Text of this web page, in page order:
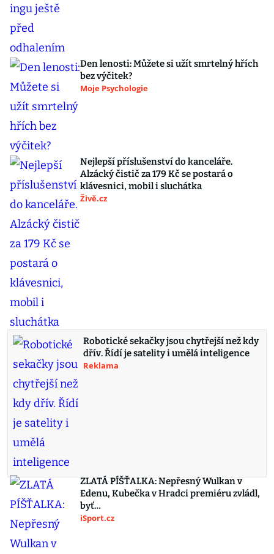
Den lenosti: Můžete si užít smrtelný hřích
bez výčitek?
Moje Psychologie
Nejlepší příslušenství do kanceláře.
Alzácký čistič za 179 Kč se postará o
klávesnici, mobil i sluchátka
Živě.cz
Robotické sekačky jsou chytřejší než kdy
dřív. Řídí je satelity i umělá inteligence
Reklama
ZLATÁ PÍŠŤALKA: Nepřesný Wulkan v
Edenu, Kubečka v Hradci premiéru zvládl,
byť…
iSport.cz